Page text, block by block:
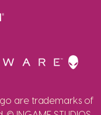
are trademarks of